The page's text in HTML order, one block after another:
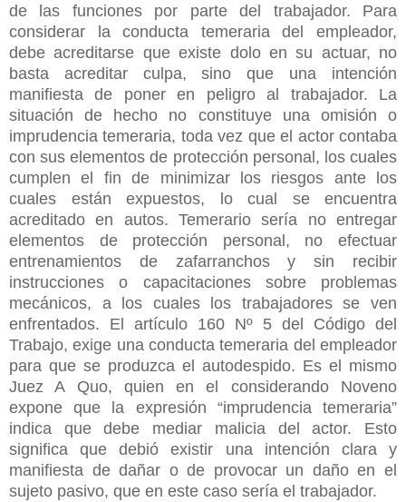
de las funciones por parte del trabajador. Para
considerar la conducta temeraria del empleador,
debe acreditarse que existe dolo en su actuar, no
basta acreditar culpa, sino que una intención
manifiesta de poner en peligro al trabajador. La
situación de hecho no constituye una omisión o
imprudencia temeraria, toda vez que el actor contaba
con sus elementos de protección personal, los cuales
cumplen el fin de minimizar los riesgos ante los
cuales están expuestos, lo cual se encuentra
acreditado en autos. Temerario sería no entregar
elementos de protección personal, no efectuar
entrenamientos de zafarranchos y sin recibir
instrucciones o capacitaciones sobre problemas
mecánicos, a los cuales los trabajadores se ven
enfrentados. El artículo 160 Nº 5 del Código del
Trabajo, exige una conducta temeraria del empleador
para que se produzca el autodespido. Es el mismo
Juez A Quo, quien en el considerando Noveno
expone que la expresión “imprudencia temeraria”
indica que debe mediar malicia del actor. Esto
significa que debió existir una intención clara y
manifiesta de dañar o de provocar un daño en el
sujeto pasivo, que en este caso sería el trabajador.